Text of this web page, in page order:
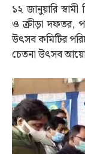
১২ জানুয়ারি
ও ক্রীড়া দফতর,
উৎসব কমিটির
চেতনা উৎসব